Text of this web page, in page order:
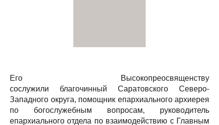
Его Высокопреосвященству
сослужили благочинный Саратовского Северо-
Западного округа, помощник епархиального архиерея
по богослужебным вопросам, руководитель
епархиального отдела по взаимодействию с Главным